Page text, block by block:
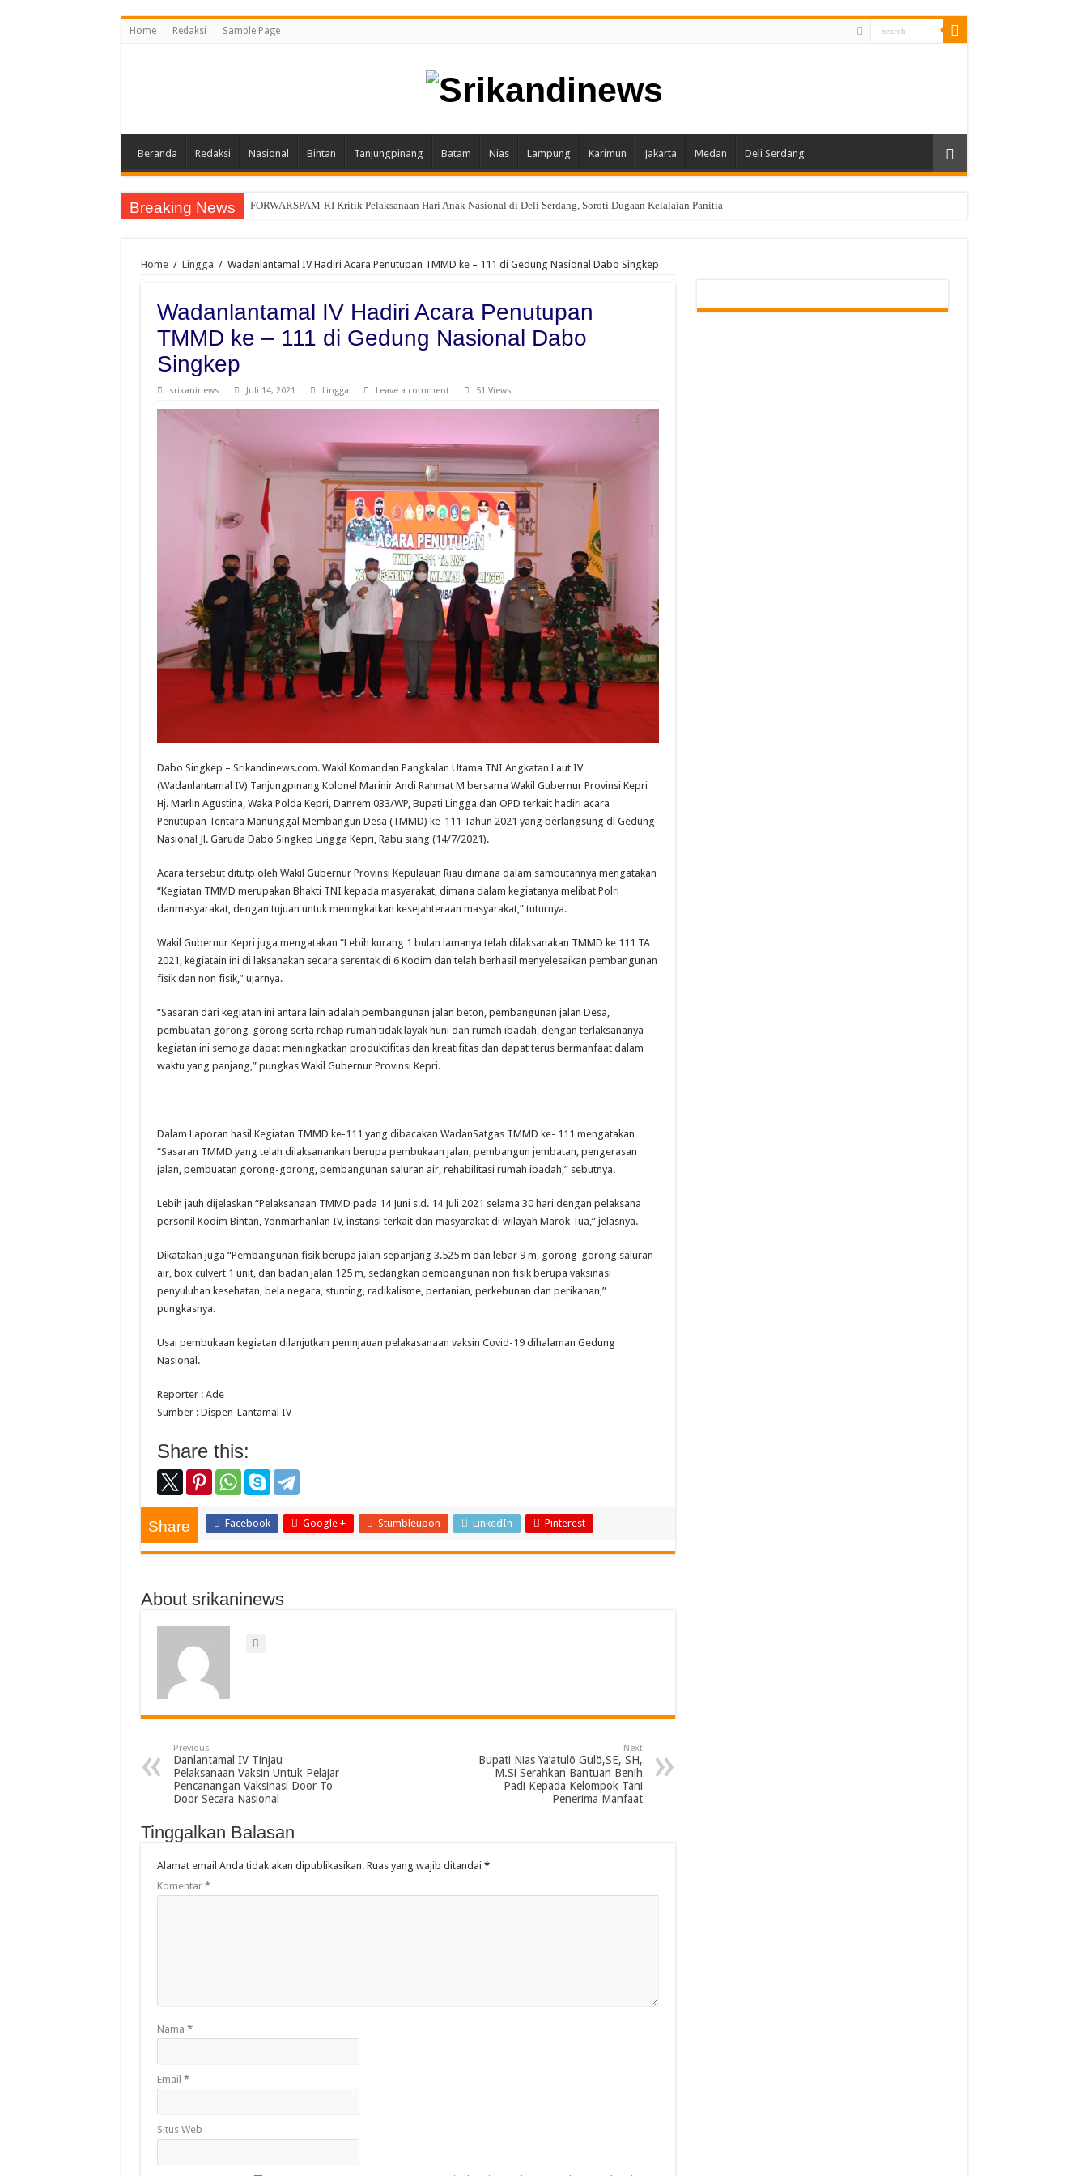
Home Redaksi Sample Page
Beranda Redaksi Nasional Bintan Tanjungpinang Batam Nias Lampung Karimun Jakarta Medan Deli Serdang
Breaking News FORWARSPAM-RI Kritik Pelaksanaan Hari Anak Nasional di Deli Serdang, Soroti Dugaan Kelalaian Panitia
Home / Lingga / Wadanlantamal IV Hadiri Acara Penutupan TMMD ke – 111 di Gedung Nasional Dabo Singkep
Wadanlantamal IV Hadiri Acara Penutupan
TMMD ke – 111 di Gedung Nasional Dabo
Singkep
srikaninews Juli 14, 2021 Lingga Leave a comment 51 Views
Dabo Singkep – Srikandinews.com. Wakil Komandan Pangkalan Utama TNI Angkatan Laut IV
(Wadanlantamal IV) Tanjungpinang Kolonel Marinir Andi Rahmat M bersama Wakil Gubernur Provinsi Kepri
Hj. Marlin Agustina, Waka Polda Kepri, Danrem 033/WP, Bupati Lingga dan OPD terkait hadiri acara
Penutupan Tentara Manunggal Membangun Desa (TMMD) ke-111 Tahun 2021 yang berlangsung di Gedung
Nasional Jl. Garuda Dabo Singkep Lingga Kepri, Rabu siang (14/7/2021).
Acara tersebut ditutp oleh Wakil Gubernur Provinsi Kepulauan Riau dimana dalam sambutannya mengatakan
“Kegiatan TMMD merupakan Bhakti TNI kepada masyarakat, dimana dalam kegiatanya melibat Polri
danmasyarakat, dengan tujuan untuk meningkatkan kesejahteraan masyarakat,” tuturnya.
Wakil Gubernur Kepri juga mengatakan “Lebih kurang 1 bulan lamanya telah dilaksanakan TMMD ke 111 TA
2021, kegiatain ini di laksanakan secara serentak di 6 Kodim dan telah berhasil menyelesaikan pembangunan
fisik dan non fisik,” ujarnya.
“Sasaran dari kegiatan ini antara lain adalah pembangunan jalan beton, pembangunan jalan Desa,
pembuatan gorong-gorong serta rehap rumah tidak layak huni dan rumah ibadah, dengan terlaksananya
kegiatan ini semoga dapat meningkatkan produktifitas dan kreatifitas dan dapat terus bermanfaat dalam
waktu yang panjang,” pungkas Wakil Gubernur Provinsi Kepri.
Dalam Laporan hasil Kegiatan TMMD ke-111 yang dibacakan WadanSatgas TMMD ke- 111 mengatakan
“Sasaran TMMD yang telah dilaksanankan berupa pembukaan jalan, pembangun jembatan, pengerasan
jalan, pembuatan gorong-gorong, pembangunan saluran air, rehabilitasi rumah ibadah,” sebutnya.
Lebih jauh dijelaskan “Pelaksanaan TMMD pada 14 Juni s.d. 14 Juli 2021 selama 30 hari dengan pelaksana
personil Kodim Bintan, Yonmarhanlan IV, instansi terkait dan masyarakat di wilayah Marok Tua,” jelasnya.
Dikatakan juga “Pembangunan fisik berupa jalan sepanjang 3.525 m dan lebar 9 m, gorong-gorong saluran
air, box culvert 1 unit, dan badan jalan 125 m, sedangkan pembangunan non fisik berupa vaksinasi
penyuluhan kesehatan, bela negara, stunting, radikalisme, pertanian, perkebunan dan perikanan,”
pungkasnya.
Usai pembukaan kegiatan dilanjutkan peninjauan pelakasanaan vaksin Covid-19 dihalaman Gedung
Nasional.
Reporter : Ade
Sumber : Dispen_Lantamal IV
Share this:
Share Facebook Google + Stumbleupon LinkedIn Pinterest
About srikaninews
Previous
Danlantamal IV Tinjau
Pelaksanaan Vaksin Untuk Pelajar
Pencanangan Vaksinasi Door To
Door Secara Nasional
Next
Bupati Nias Ya’atulö Gulö,SE, SH,
M.Si Serahkan Bantuan Benih
Padi Kepada Kelompok Tani
Penerima Manfaat
Tinggalkan Balasan
Alamat email Anda tidak akan dipublikasikan. Ruas yang wajib ditandai *
Komentar *
Nama *
Email *
Situs Web